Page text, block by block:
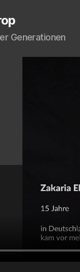
Generationen